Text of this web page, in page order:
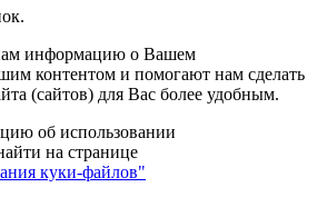
информацию о Вашем
контентом и помогают нам сделать
(сайтов) для Вас более удобным.
об использовании
на странице
куки-файлов"